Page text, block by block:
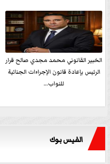
الخبير القانوني محمد مجدي صالح قرار
الرئيس بإعادة قانون الإجراءات الجنائية
للنواب...
الفيس بوك